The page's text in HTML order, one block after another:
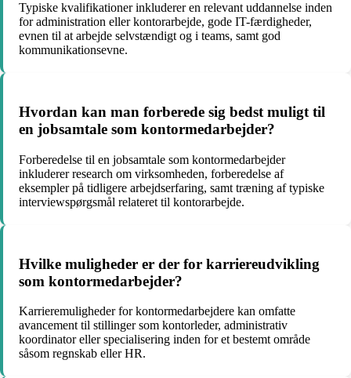
Typiske kvalifikationer inkluderer en relevant uddannelse inden
for administration eller kontorarbejde, gode IT-færdigheder,
evnen til at arbejde selvstændigt og i teams, samt god
kommunikationsevne.
Hvordan kan man forberede sig bedst muligt til
en jobsamtale som kontormedarbejder?
Forberedelse til en jobsamtale som kontormedarbejder
inkluderer research om virksomheden, forberedelse af
eksempler på tidligere arbejdserfaring, samt træning af typiske
interviewspørgsmål relateret til kontorarbejde.
Hvilke muligheder er der for karriereudvikling
som kontormedarbejder?
Karrieremuligheder for kontormedarbejdere kan omfatte
avancement til stillinger som kontorleder, administrativ
koordinator eller specialisering inden for et bestemt område
såsom regnskab eller HR.